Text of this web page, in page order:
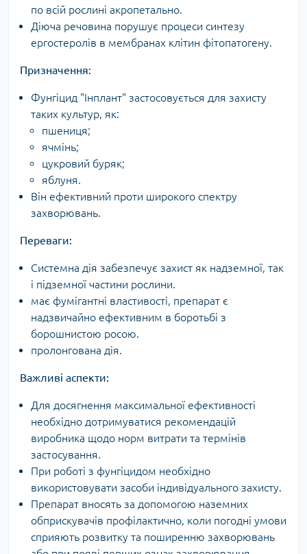
по всій рослині акропетально.
Діюча речовина порушує процеси синтезу
ергостеролів в мембранах клітин фітопатогену.
Призначення:
Фунгіцид "Інплант" застосовується для захисту
таких культур, як:
пшениця;
ячмінь;
цукровий буряк;
яблуня.
Він ефективний проти широкого спектру
захворювань.
Переваги:
Системна дія забезпечує захист як надземної, так
і підземної частини рослини.
має фумігантні властивості, препарат є
надзвичайно ефективним в боротьбі з
борошнистою росою.
пролонгована дія.
Важливі аспекти:
Для досягнення максимальної ефективності
необхідно дотримуватися рекомендацій
виробника щодо норм витрати та термінів
застосування.
При роботі з фунгіцидом необхідно
використовувати засоби індивідуального захисту.
Препарат вносять за допомогою наземних
обприскувачів профілактично, коли погодні умови
сприяють розвитку та поширенню захворювань